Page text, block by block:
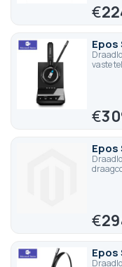
€
Epos
vaste
€
Epos
€
Epos